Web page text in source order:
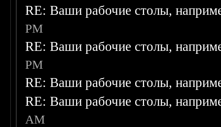
RE: Ваши рабочие столы,
PM
RE: Ваши рабочие столы,
PM
RE: Ваши рабочие столы,
RE: Ваши рабочие столы,
AM